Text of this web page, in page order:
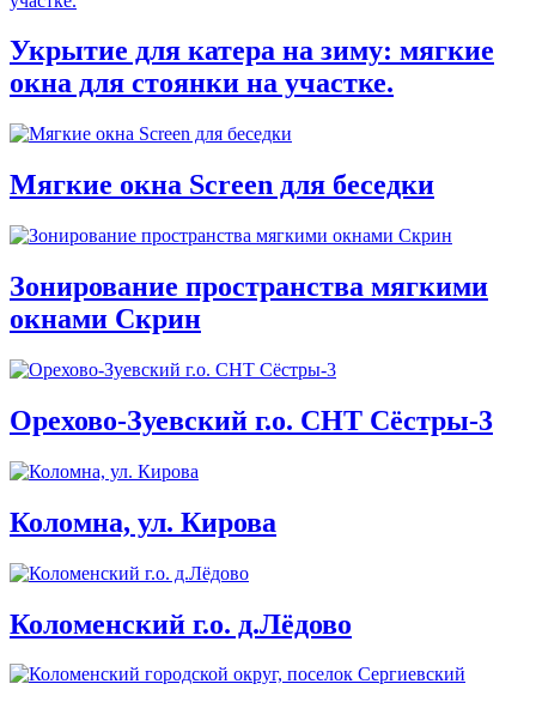
Укрытие для катера на зиму: мягкие
окна для стоянки на участке.
Мягкие окна Screen для беседки
Зонирование пространства мягкими
окнами Скрин
Орехово-Зуевский г.о. СНТ Сёстры-3
Коломна, ул. Кирова
Коломенский г.о. д.Лёдово